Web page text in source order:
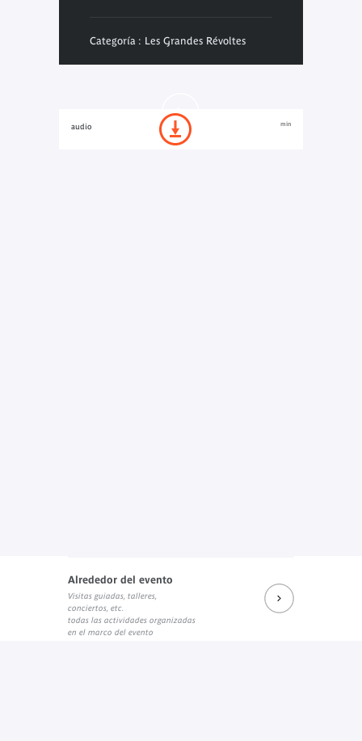
Categoría : Les Grandes Révoltes
audio min
Alrededor del evento
Visitas guiadas, talleres,
conciertos, etc.
todas las actividades organizadas
en el marco del evento